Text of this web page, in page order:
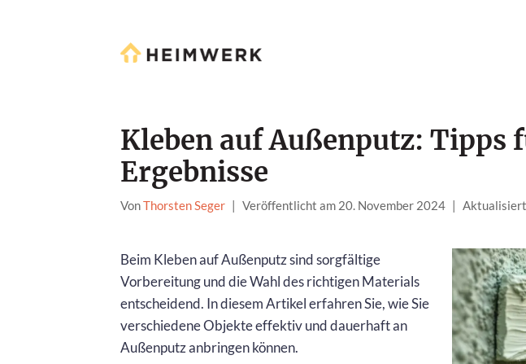
Kleben auf Außenputz: Tipps
Ergebnisse
VonThorsten Seger | Veröffentlicht am 20. November 2024 |
Beim Kleben auf Außenputz sind sorgfältige
Vorbereitung und die Wahl des richtigen Materials
entscheidend. In diesem Artikel erfahren Sie, wie Sie
verschiedene Objekte effektiv und dauerhaft an
Außenputz anbringen können.